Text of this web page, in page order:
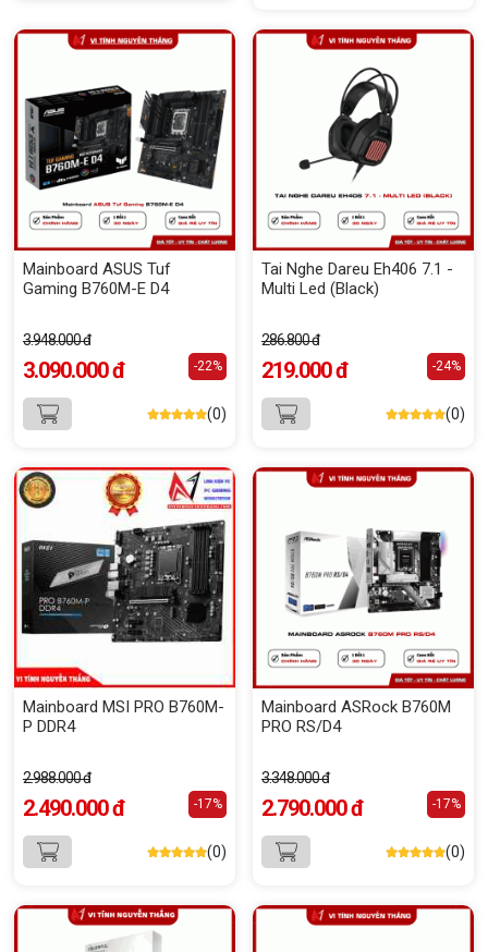
Mainboard ASUS Tuf
Gaming B760M-E D4
3.948.000 đ
3.090.000 đ -22%
(0)
Tai Nghe Dareu Eh406 7.1 -
Multi Led (Black)
286.800 đ
219.000 đ -24%
(0)
Mainboard MSI PRO B760M-
P DDR4
2.988.000 đ
2.490.000 đ -17%
(0)
Mainboard ASRock B760M
PRO RS/D4
3.348.000 đ
2.790.000 đ -17%
(0)